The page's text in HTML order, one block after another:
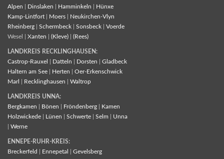
Alpen
Dinslaken Hamminkeln
Hünxe
Kamp-Lintfort
Moers
Neukirchen-Vlyn
Rheinberg
Schermbeck Sonsbeck
Voerde
Wesel | Xanten (Kleve) (Rees)
LANDKREIS RECKLINGHAUSEN:
Castrop-Rauxel
Datteln Dorsten
Gladbeck
Haltern am See
Herten
Oer-Erkenschwick
Marl
Recklinghausen Waltrop
LANDKREIS UNNA:
Bergkamen
Bönen Fröndenberg
Kamen
Holzwickede
Lünen Schwerte Selm
Unna
Werne
ENNEPE-RUHR-KREIS:
Breckerfeld
Ennepetal
Gevelsberg